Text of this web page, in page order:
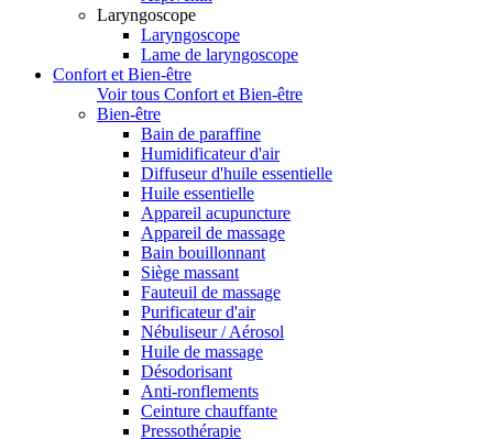
Laryngoscope
Laryngoscope
Lame de laryngoscope
Confort et Bien-être
Voir tous Confort et Bien-être
Bien-être
Bain de paraffine
Humidificateur d'air
Diffuseur d'huile essentielle
Huile essentielle
Appareil acupuncture
Appareil de massage
Bain bouillonnant
Siège massant
Fauteuil de massage
Purificateur d'air
Nébuliseur / Aérosol
Huile de massage
Désodorisant
Anti-ronflements
Ceinture chauffante
Pressothérapie